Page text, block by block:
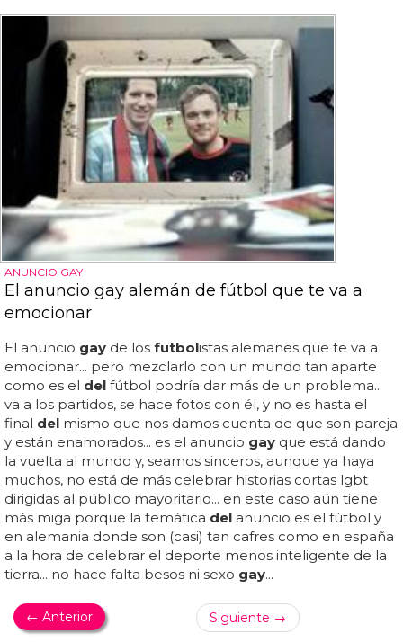
ANUNCIO GAY
El anuncio gay alemán de fútbol que te va a
emocionar
El anuncio gay de los futbolistas alemanes que te va a
emocionar... pero mezclarlo con un mundo tan aparte
como es el del fútbol podría dar más de un problema...
va a los partidos, se hace fotos con él, y no es hasta el
final del mismo que nos damos cuenta de que son pareja
y están enamorados... es el anuncio gay que está dando
la vuelta al mundo y, seamos sinceros, aunque ya haya
muchos, no está de más celebrar historias cortas lgbt
dirigidas al público mayoritario... en este caso aún tiene
más miga porque la temática del anuncio es el fútbol y
en alemania donde son (casi) tan cafres como en españa
a la hora de celebrar el deporte menos inteligente de la
tierra... no hace falta besos ni sexo gay...
← Anterior Siguiente →